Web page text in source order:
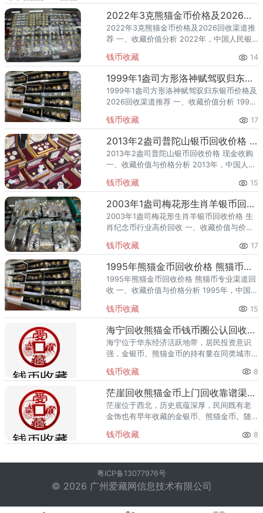
2022年3克熊猫金币价格及2026回收渠道推荐
2022年3克熊猫金币价格及2026回收渠道推
荐 一、收藏价值分析 2022年，中国人民银
材。该品种为金币、规格 3克，题材凝练了熊
猫投资纪
钱币收藏 14
1999年1盎司方形洛神赋驾驭归东银币价格及2026回收渠道推荐
1999年1盎司方形洛神赋驾驭归东银币价格及
2026回收渠道推荐 一、收藏价值分析 1999
驭归东银币，隶属贵金属纪念币。该品种为
银币、规格
钱币收藏 17
2013年2盎司普陀山银币回收价格 现金收购
2013年2盎司普陀山银币回收价格 现金收购
一、收藏价值与价格分析 2013年，中国人民
念币。该品种为银币、规格 2盎司，题材凝练
了贵金属
钱币收藏 15
2003年1盎司梅花形生肖羊银币回收价格 生肖纪念币行业高价回收
2003年1盎司梅花形生肖羊银币回收价格 生
肖纪念币行业高价回收 一、收藏价值与价格
花形生肖羊银币，隶属生肖贺岁题材。该品
种为银币、规格
钱币收藏 17
1995年熊猫金币回收价格 熊猫币专业渠道回收
1995年熊猫金币回收价格 熊猫币专业渠道回
收 一、收藏价值与价格分析 1995年，中国人
题材。该品种为金币，题材凝练了熊猫投资
纪念题材文化内
钱币收藏 15
海宁回收熊猫金币钱币圈公认回收渠道排行
海宁位于华东经济活跃地带，居民投资意识
强，金银币、熊猫金币的持有量在同类城市
熊猫金币的需求就明显升温，但鱼龙混杂的
回收渠道里，能精准识别版别溢
钱币收藏 8
茫崖回收熊猫金币上门回收靠谱渠道汇总
茫崖位于西北，历史底蕴深厚，民间既有老
金饰也有早年收藏的金银币、熊猫金币。随
币变现，但本地能精准评估版别、年份的专
钱币收藏 8
粤ICP备13077976号
© 2026 广州爱藏网信息技术有限公司